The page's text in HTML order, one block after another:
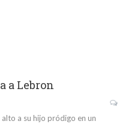
a Lebron
a su hijo pródigo en un